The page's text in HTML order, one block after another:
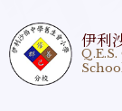
伊利